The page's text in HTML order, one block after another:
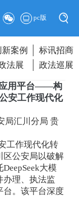
pc版
案例
标讯招商
法展 政法巡展
应用平台——构
安工作现代化
局汇川分局 贵
工作现代化转
区公安局以破解
大模
办理、执法监
台。该平台深度